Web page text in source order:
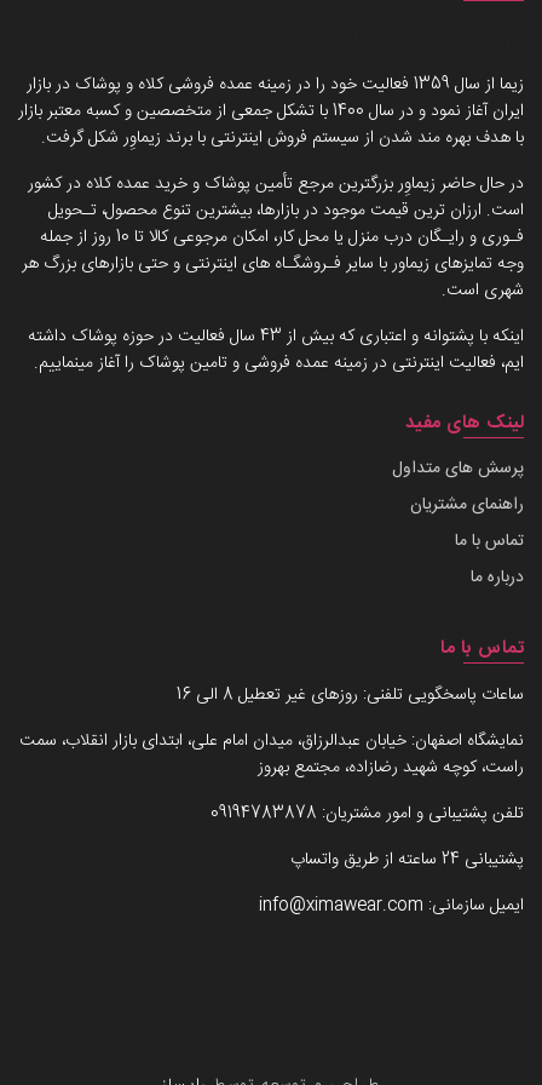
زیما از سال 1359 فعالیت خود را در زمینه عمده فروشی کلاه و پوشاک در بازار
ایران آغاز نمود و در سال 1400 با تشکل جمعی از متخصصین و کسبه معتبر بازار
با هدف بهره مند شدن از سیستم فروش اینترنتی با برند زیماوِر شکل گرفت.
در حال حاضر زیماوِر بزرگترین مرجع تأمین پوشاک و خرید عمده کلاه در کشور
است. ارزان ترین قیمت موجود در بازارها، بیشترین تنوع محصول، تـحویل
فـوری و رایـگان درب منزل یا محل کار، امکان مرجوعی کالا تا 10 روز از جمله
وجه تمایزهای زیماور با سایر فـروشگـاه های اینترنتی و حتی بازارهای بزرگ هر
شهری است.
اینکه با پشتوانه و اعتباری که بیش از 43 سال فعالیت در حوزه پوشاک داشته
ایم، فعالیت اینترنتی در زمینه عمده فروشی و تامین پوشاک را آغاز مینماییم.
لینک های مفید
پرسش های متداول
راهنمای مشتریان
تماس با ما
درباره ما
تماس با ما
ساعات پاسخگویی تلفنی: روزهای غیر تعطیل 8 الی 16
نمایشگاه اصفهان: خیابان عبدالرزاق، میدان امام علی، ابتدای بازار انقلاب، سمت
راست، کوچه شهید رضازاده، مجتمع بهروز
تلفن پشتیبانی و امور مشتریان: 09194783878
پشتیبانی 24 ساعته از طریق واتساپ
ایمیل سازمانی: info@ximawear.com